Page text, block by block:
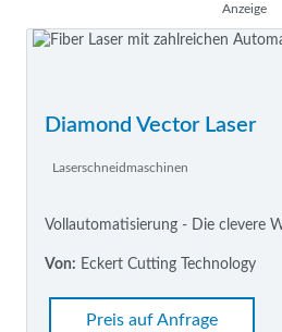
Anzeige
Diamond Vector Laser
Laserschneidmaschinen
Vollautomatisierung - Die clevere
Von: Eckert Cutting Technology
Preis auf Anfrage